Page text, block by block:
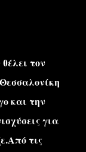
τον
και την
για
τις